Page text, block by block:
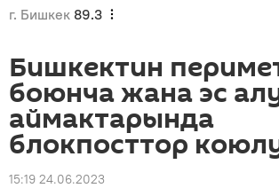
г. Бишкек 89.3
Бишкектин
боюнча жана эс
аймактарында
блокпосттор
15:19 24.06.2023